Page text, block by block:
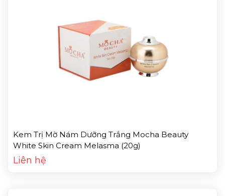
Kem Trị Mờ Nám Dưỡng Trắng Mocha Beauty
White Skin Cream Melasma (20g)
Liên hệ